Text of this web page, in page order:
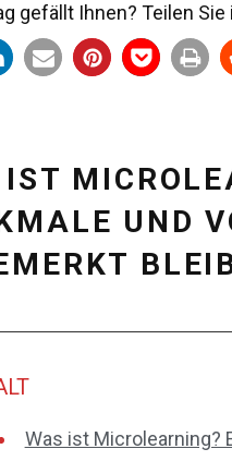
gefällt Ihnen? Teilen Sie
UND
Was ist Microlearning?